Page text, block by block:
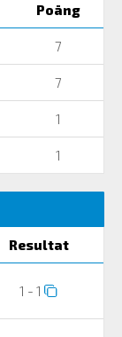
Poäng
7
7
1
1
Resultat
1 - 1